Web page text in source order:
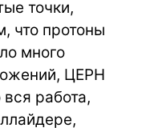
точки,
что протоны
много
ЦЕРН
работа,